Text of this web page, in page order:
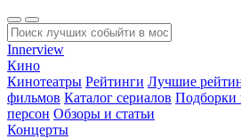
Innerview
Кино
Кинотеатры Рейтинги Лучшие
фильмов Каталог сериалов Подборки
персон Обзоры и статьи
Концерты